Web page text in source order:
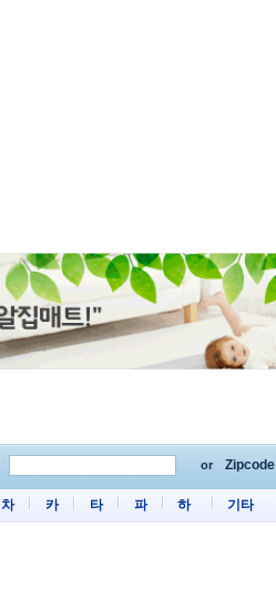
or Zipcode
차 카 타 파 하 기타